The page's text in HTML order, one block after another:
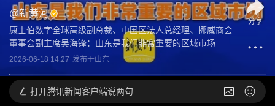
@新黄河
康士伯数字全球高级副总裁、中国区法人总经理、挪威商会
董事会副主席吴海锋：山东是我们非常重要的区域市场
2026-06-18 14:27 发布于山东
分享
打开腾讯新闻客户端说两句